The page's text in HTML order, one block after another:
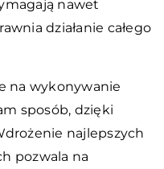
nawet
działanie całego
na wykonywanie
sposób, dzięki
najlepszych
pozwala na